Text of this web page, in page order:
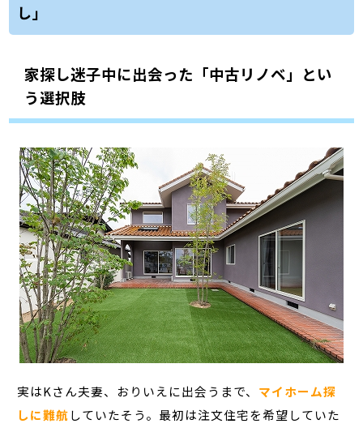
し」
家探し迷子中に出会った「中古リノベ」とい
う選択肢
実はKさん夫妻、おりいえに出会うまで、 マイホーム探
しに難航していたそう。最初は注文住宅を希望していた